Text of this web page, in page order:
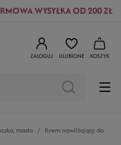
WYSYŁKA OD 200 ZŁ
ZALOGUJ ULUBIONE KOSZYK
masła
Krem nawilżający do